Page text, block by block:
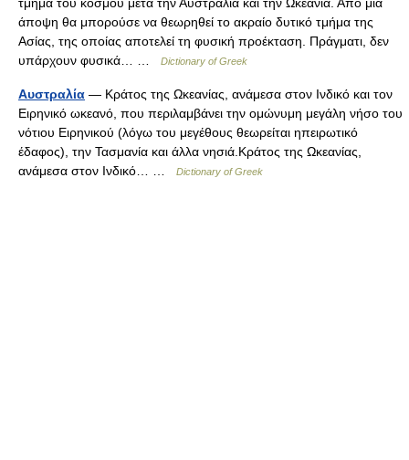
άποψη θα μπορούσε να θεωρηθεί το ακραίο δυτικό τμήμα της
Ασίας, της οποίας αποτελεί τη φυσική προέκταση. Πράγματι, δεν
υπάρχουν φυσικά… …
Dictionary of Greek
Αυστραλία — Κράτος της Ωκεανίας, ανάμεσα στον Ινδικό και τον
Ειρηνικό ωκεανό, που περιλαμβάνει την ομώνυμη μεγάλη νήσο του
νότιου Ειρηνικού (λόγω του μεγέθους θεωρείται ηπειρωτικό
έδαφος), την Τασμανία και άλλα νησιά.Κράτος της Ωκεανίας,
ανάμεσα στον Ινδικό… …
Dictionary of Greek